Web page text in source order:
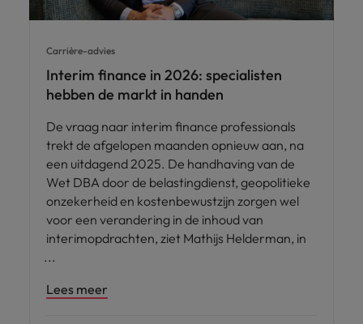
Carrière-advies
Interim finance in 2026: specialisten
hebben de markt in handen
De vraag naar interim finance professionals
trekt de afgelopen maanden opnieuw aan, na
een uitdagend 2025. De handhaving van de
Wet DBA door de belastingdienst, geopolitieke
onzekerheid en kostenbewustzijn zorgen wel
voor een verandering in de inhoud van
interimopdrachten, ziet Mathijs Helderman, in
Lees meer